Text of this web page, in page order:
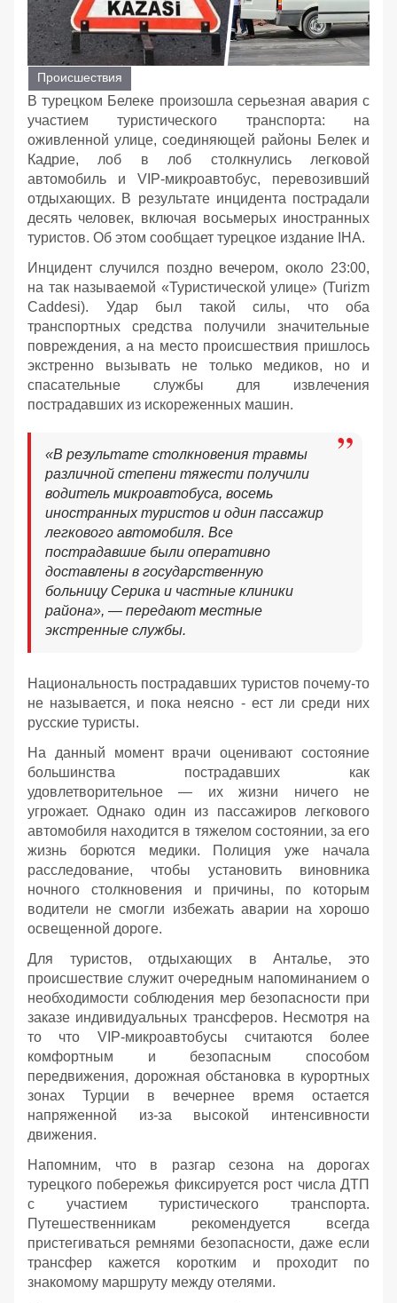
Происшествия
В турецком Белеке произошла серьезная авария с
участием туристического транспорта: на
оживленной улице, соединяющей районы Белек и
Кадрие, лоб в лоб столкнулись легковой
автомобиль и VIP-микроавтобус, перевозивший
отдыхающих. В результате инцидента пострадали
десять человек, включая восьмерых иностранных
туристов. Об этом сообщает турецкое издание IHA.
Инцидент случился поздно вечером, около 23:00,
на так называемой «Туристической улице» (Turizm
Caddesi). Удар был такой силы, что оба
транспортных средства получили значительные
повреждения, а на место происшествия пришлось
экстренно вызывать не только медиков, но и
спасательные службы для извлечения
пострадавших из искореженных машин.
«В результате столкновения травмы
различной степени тяжести получили
водитель микроавтобуса, восемь
иностранных туристов и один пассажир
легкового автомобиля. Все
пострадавшие были оперативно
доставлены в государственную
больницу Серика и частные клиники
района», — передают местные
экстренные службы.
Национальность пострадавших туристов почему-то
не называется, и пока неясно - ест ли среди них
русские туристы.
На данный момент врачи оценивают состояние
большинства пострадавших как
удовлетворительное — их жизни ничего не
угрожает. Однако один из пассажиров легкового
автомобиля находится в тяжелом состоянии, за его
жизнь борются медики. Полиция уже начала
расследование, чтобы установить виновника
ночного столкновения и причины, по которым
водители не смогли избежать аварии на хорошо
освещенной дороге.
Для туристов, отдыхающих в Анталье, это
происшествие служит очередным напоминанием о
необходимости соблюдения мер безопасности при
заказе индивидуальных трансферов. Несмотря на
то что VIP-микроавтобусы считаются более
комфортным и безопасным способом
передвижения, дорожная обстановка в курортных
зонах Турции в вечернее время остается
напряженной из-за высокой интенсивности
движения.
Напомним, что в разгар сезона на дорогах
турецкого побережья фиксируется рост числа ДТП
с участием туристического транспорта.
Путешественникам рекомендуется всегда
пристегиваться ремнями безопасности, даже если
трансфер кажется коротким и проходит по
знакомому маршруту между отелями.